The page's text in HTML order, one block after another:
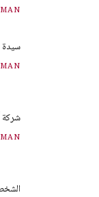
سيدة
شركة